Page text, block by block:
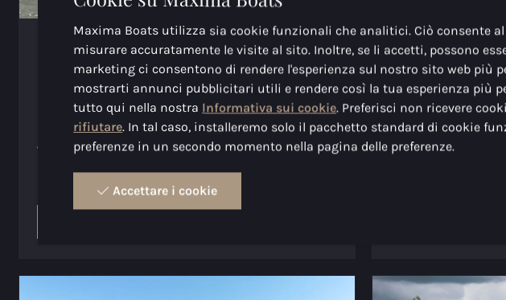
Maxima 600
Lunghezza
5.80m
Prezzo (a partire da)
€ 18.500,00
Numero di persone
8
Visibilità del motore
Motore non visibile
(bun/inboard)
Maxima
Lunghezza
Prezzo (a partire
Numero di persone
Visibilità del motore
Maxima Boats utilizza sia cookie funzionali che analitici. Ciò consente
misurare accuratamente le visite al sito. Inoltre, se li accetti, possono
marketing ci consentono di rendere l'esperienza sul nostro sito web più
mostrarti annunci pubblicitari utili e rendere così la tua esperienza più
tutto qui nella nostra Informativa sui cookie. Preferisci non ricevere
rifiutare. In tal caso, installeremo solo il pacchetto standard di cookie
preferenze in un secondo momento nella pagina delle preferenze.
Accettare i cookie